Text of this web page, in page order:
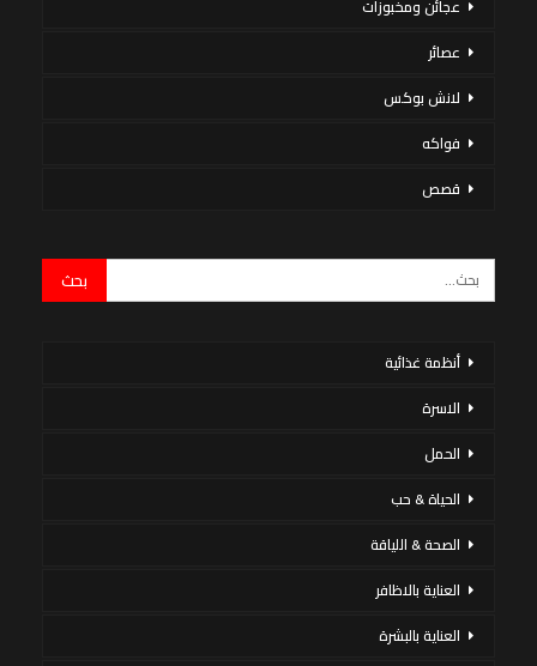
عجائن ومخبوزات
عصائر
لانش بوكس
فواكه
قصص
أنظمة غذائية
الاسرة
الحمل
الحياة & حب
الصحة & اللياقة
العناية بالاظافر
العناية بالبشرة